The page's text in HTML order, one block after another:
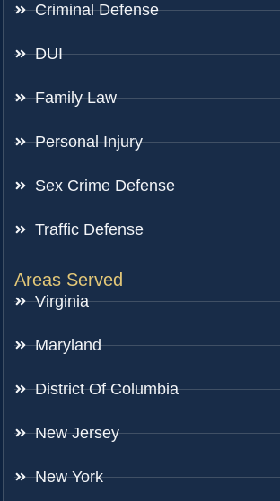
Criminal Defense
DUI
Family Law
Personal Injury
Sex Crime Defense
Traffic Defense
Areas Served
Virginia
Maryland
District Of Columbia
New Jersey
New York